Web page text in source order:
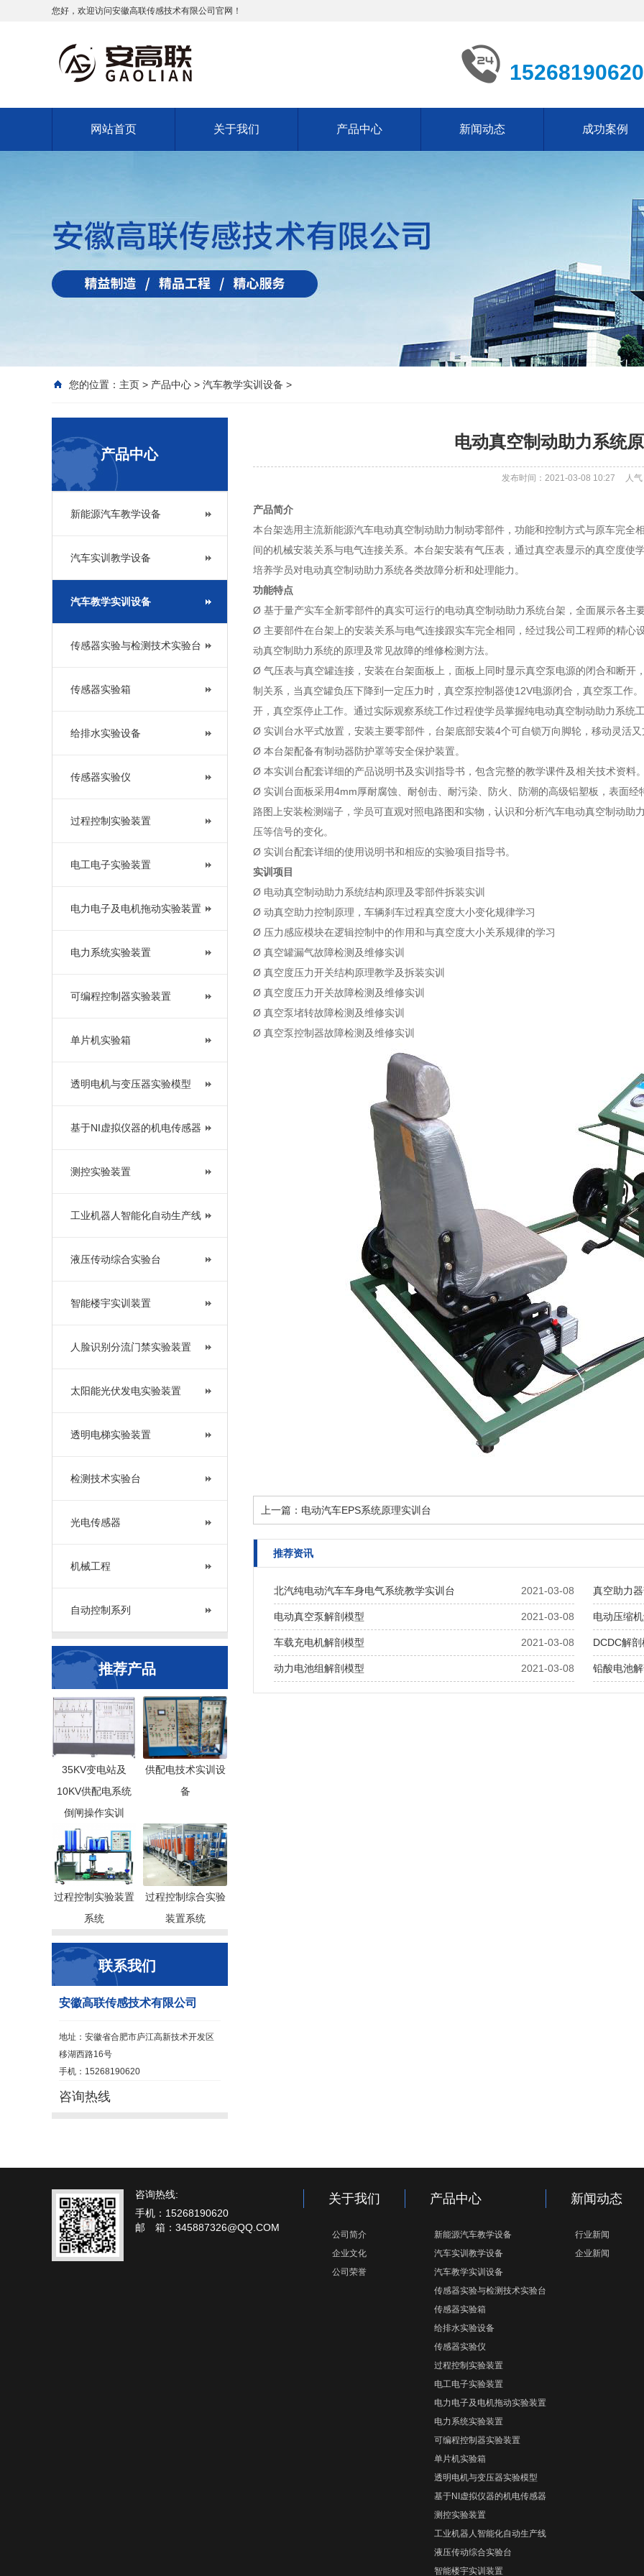
您好，欢迎访问安徽高联传感技术有限公司官网！
15268190620
网站首页 关于我们 产品中心 新闻动态 成功案例
您的位置： 主页 > 产品中心 > 汽车教学实训设备 >
产品中心
新能源汽车教学设备
汽车实训教学设备
汽车教学实训设备
传感器实验与检测技术实验台
传感器实验箱
给排水实验设备
传感器实验仪
过程控制实验装置
电工电子实验装置
电力电子及电机拖动实验装置
电力系统实验装置
可编程控制器实验装置
单片机实验箱
透明电机与变压器实验模型
基于NI虚拟仪器的机电传感器
测控实验装置
工业机器人智能化自动生产线
液压传动综合实验台
智能楼宇实训装置
人脸识别分流门禁实验装置
太阳能光伏发电实验装置
透明电梯实验装置
检测技术实验台
光电传感器
机械工程
自动控制系列
推荐产品
35KV变电站及
10KV供配电系统
倒闸操作实训
供配电技术实训设
备
过程控制实验装置
系统
过程控制综合实验
装置系统
联系我们
安徽高联传感技术有限公司
地址：安徽省合肥市庐江高新技术开发区
移湖西路16号
手机：15268190620
咨询热线
电动真空制动助力系统
发布时间：2021-03-08 10:27 人
产品简介
本台架选用主流新能源汽车电动真空制动助力制动零部件，功能和控制方式与原车完全
间的机械安装关系与电气连接关系。本台架安装有气压表，通过真空表显示的真空度
培养学员对电动真空制动助力系统各类故障分析和处理能力。
功能特点
Ø 基于量产实车全新零部件的真实可运行的电动真空制动助力系统台架，全面展示各主
Ø 主要部件在台架上的安装关系与电气连接跟实车完全相同，经过我公司工程师的精心
动真空制助力系统的原理及常见故障的维修检测方法。
Ø 气压表与真空罐连接，安装在台架面板上，面板上同时显示真空泵电源的闭合和断开
制关系，当真空罐负压下降到一定压力时，真空泵控制器使12V电源闭合，真空泵工作
开，真空泵停止工作。通过实际观察系统工作过程使学员掌握纯电动真空制动助力系统
Ø 实训台水平式放置，安装主要零部件，台架底部安装4个可自锁万向脚轮，移动灵活
Ø 本台架配备有制动器防护罩等安全保护装置。
Ø 本实训台配套详细的产品说明书及实训指导书，包含完整的教学课件及相关技术资料
Ø 实训台面板采用4mm厚耐腐蚀、耐创击、耐污染、防火、防潮的高级铝塑板，表面
路图上安装检测端子，学员可直观对照电路图和实物，认识和分析汽车电动真空制动
压等信号的变化。
Ø 实训台配套详细的使用说明书和相应的实验项目指导书。
实训项目
Ø 电动真空制动助力系统结构原理及零部件拆装实训
Ø 动真空助力控制原理，车辆刹车过程真空度大小变化规律学习
Ø 压力感应模块在逻辑控制中的作用和与真空度大小关系规律的学习
Ø 真空罐漏气故障检测及维修实训
Ø 真空度压力开关结构原理教学及拆装实训
Ø 真空度压力开关故障检测及维修实训
Ø 真空泵堵转故障检测及维修实训
Ø 真空泵控制器故障检测及维修实训
上一篇： 电动汽车EPS系统原理实训台
推荐资讯
2021-03-08
北汽纯电动汽车车身电气系统教学实训台 真空助力
2021-03-08
电动真空泵解剖模型 电动压缩
2021-03-08
车载充电机解剖模型 DCDC解
2021-03-08
动力电池组解剖模型 铅酸电池
咨询热线:
手机：15268190620
邮 箱：345887326@QQ.COM
关于我们
公司简介
企业文化
公司荣誉
产品中心
新能源汽车教学设备
汽车实训教学设备
汽车教学实训设备
传感器实验与检测技术实验台
传感器实验箱
给排水实验设备
传感器实验仪
过程控制实验装置
电工电子实验装置
电力电子及电机拖动实验装置
电力系统实验装置
可编程控制器实验装置
单片机实验箱
透明电机与变压器实验模型
基于NI虚拟仪器的机电传感器
测控实验装置
工业机器人智能化自动生产线
液压传动综合实验台
智能楼宇实训装置
新闻动态
行业新闻
企业新闻